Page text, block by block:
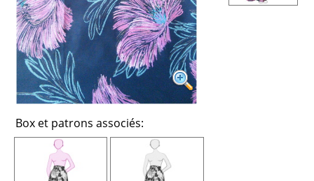
Box et patrons associés: